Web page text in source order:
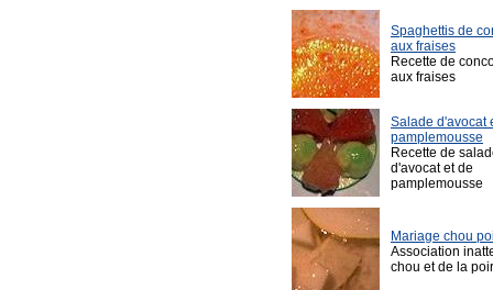
Spaghettis de
aux fraises
Recette de
aux fraises
Salade d'avocat
pamplemousse
Recette de
d'avocat et de
pamplemousse
Mariage chou
Association
chou et de la